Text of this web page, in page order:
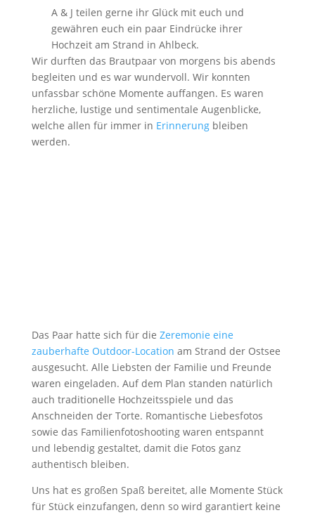
A & J teilen gerne ihr Glück mit euch und
gewähren euch ein paar Eindrücke ihrer
Hochzeit am Strand in Ahlbeck.
Wir durften das Brautpaar von morgens bis abends
begleiten und es war wundervoll. Wir konnten
unfassbar schöne Momente auffangen. Es waren
herzliche, lustige und sentimentale Augenblicke,
welche allen für immer in Erinnerungbleiben
werden.
Das Paar hatte sich für die Zeremonie eine
zauberhafte Outdoor-Location am Strand der Ostsee
ausgesucht. Alle Liebsten der Familie und Freunde
waren eingeladen. Auf dem Plan standen natürlich
auch traditionelle Hochzeitsspiele und das
Anschneiden der Torte. Romantische Liebesfotos
sowie das Familienfotoshooting waren entspannt
und lebendig gestaltet, damit die Fotos ganz
authentisch bleiben.
Uns hat es großen Spaß bereitet, alle Momente Stück
für Stück einzufangen, denn so wird garantiert keine